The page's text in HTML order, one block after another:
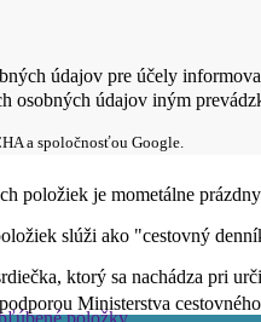
položiek je mometálne prázdny
slúži ako "cestovný
ktorý sa nachádza pri
položky
údajov pre účely
osobných údajov iným
a spoločnosťou Google.
Ministerstva